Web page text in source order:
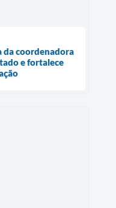
da coordenadora
e fortalece